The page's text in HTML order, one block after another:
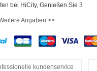
bei HiCity, Genießen Sie 3
Angaben >>
kundenservice